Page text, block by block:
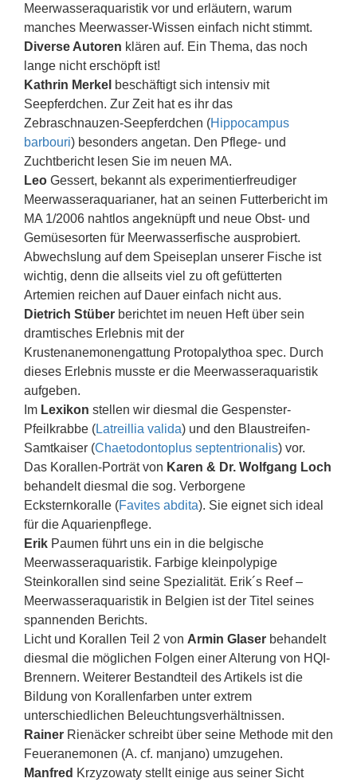
Meerwasseraquaristik vor und erläutern, warum
manches Meerwasser-Wissen einfach nicht stimmt.
Diverse Autoren klären auf. Ein Thema, das noch
lange nicht erschöpft ist!
Kathrin Merkel beschäftigt sich intensiv mit
Seepferdchen. Zur Zeit hat es ihr das
Zebraschnauzen-Seepferdchen (Hippocampus
barbouri) besonders angetan. Den Pflege- und
Zuchtbericht lesen Sie im neuen MA.
Leo Gessert, bekannt als experimentierfreudiger
Meerwasseraquarianer, hat an seinen Futterbericht im
MA 1/2006 nahtlos angeknüpft und neue Obst- und
Gemüsesorten für Meerwasserfische ausprobiert.
Abwechslung auf dem Speiseplan unserer Fische ist
wichtig, denn die allseits viel zu oft gefütterten
Artemien reichen auf Dauer einfach nicht aus.
Dietrich Stüber berichtet im neuen Heft über sein
dramtisches Erlebnis mit der
Krustenanemonengattung Protopalythoa spec. Durch
dieses Erlebnis musste er die Meerwasseraquaristik
aufgeben.
Im Lexikon stellen wir diesmal die Gespenster-
Pfeilkrabbe (Latreillia valida) und den Blaustreifen-
Samtkaiser (Chaetodontoplus septentrionalis) vor.
Das Korallen-Porträt von Karen & Dr. Wolfgang Loch
behandelt diesmal die sog. Verborgene
Ecksternkoralle (Favites abdita). Sie eignet sich ideal
für die Aquarienpflege.
Erik Paumen führt uns ein in die belgische
Meerwasseraquaristik. Farbige kleinpolypige
Steinkorallen sind seine Spezialität. Erik´s Reef –
Meerwasseraquaristik in Belgien ist der Titel seines
spannenden Berichts.
Licht und Korallen Teil 2 von Armin Glaser behandelt
diesmal die möglichen Folgen einer Alterung von HQI-
Brennern. Weiterer Bestandteil des Artikels ist die
Bildung von Korallenfarben unter extrem
unterschiedlichen Beleuchtungsverhältnissen.
Rainer Rienäcker schreibt über seine Methode mit den
Feueranemonen (A. cf. manjano) umzugehen.
Manfred Krzyzowaty stellt einige aus seiner Sicht